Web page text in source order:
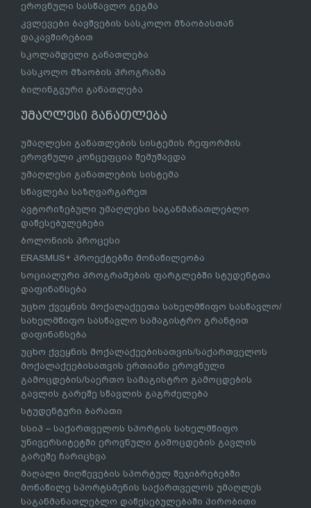
ეროვნული სასწავლო გეგმა
კვლევები ბავშვების სასკოლო მზაობასთან
დაკავშირებით
სკოლამდელი განათლება
სასკოლო მზაობის პროგრამა
ბილინგვური განათლება
უმაღლესი განათლება
უმაღლესი განათლების სისტემის რეფორმის
ეროვნული კონცეფცია შემუშავდა
უმაღლესი განათლების სისტემა
სწავლება საზღვარგარეთ
ავტორიზებული უმაღლესი საგანმანათლებლო
დაწესებულებები
ბოლონიის პროცესი
ERASMUS+ პროექტებში მონაწილეობა
სოციალური პროგრამების ფარგლებში სტუდენტთა
დაფინანსება
უცხო ქვეყნის მოქალაქეეთა სახელმწიფო სასწავლო/
სახელმწიფო სასწავლო სამაგისტრო გრანტით
დაფინანსება
უცხო ქვეყნის მოქალაქეებისათვის/საქართველოს
მოქალაქეებისათვის ერთიანი ეროვნული
გამოცდების/საერთო სამაგისტრო გამოცდების
გავლის გარეშე სწავლის გაგრძელება
სტუდენტური ბარათი
სსიპ – საქართველოს სპორტის სახელმწიფო
უნივერსიტეტში ეროვნული გამოცდების გავლის
გარეშე ჩარიცხვა
მაღალი მიღწევების სპორტულ შეჯიბრებებში
მონაწილე სპორტსმენის საქართველოს უმაღლეს
საგანმანათლებლო დაწესებულებაში პირობითი